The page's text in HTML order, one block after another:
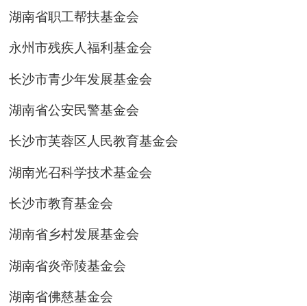
湖南省职工帮扶基金会
永州市残疾人福利基金会
长沙市青少年发展基金会
湖南省公安民警基金会
长沙市芙蓉区人民教育基金会
湖南光召科学技术基金会
长沙市教育基金会
湖南省乡村发展基金会
湖南省炎帝陵基金会
湖南省佛慈基金会